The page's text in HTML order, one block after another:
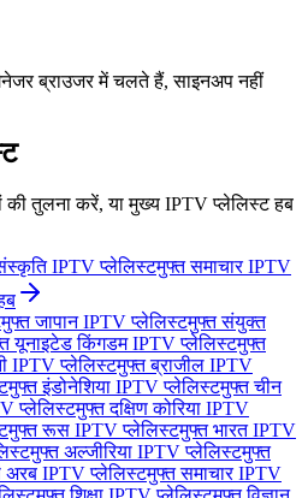
ब्राउजर में चलते हैं, साइनअप नहीं
की तुलना करें, या मुख्य IPTV प्लेलिस्ट हब
IPTV प्लेलिस्टमुफ्त समाचार IPTV
मुफ्त जापान IPTV प्लेलिस्टमुफ्त संयुक्त
यूनाइटेड किंगडम IPTV प्लेलिस्टमुफ्त
IPTV प्लेलिस्टमुफ्त ब्राजील IPTV
मुफ्त इंडोनेशिया IPTV प्लेलिस्टमुफ्त चीन
प्लेलिस्टमुफ्त दक्षिण कोरिया IPTV
मुफ्त रूस IPTV प्लेलिस्टमुफ्त भारत IPTV
मुफ्त अल्जीरिया IPTV प्लेलिस्टमुफ्त
अरब IPTV प्लेलिस्टमुफ्त समाचार IPTV